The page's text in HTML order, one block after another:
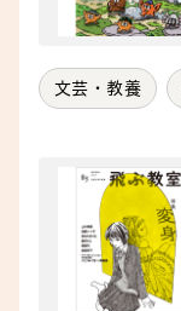
文芸・教養